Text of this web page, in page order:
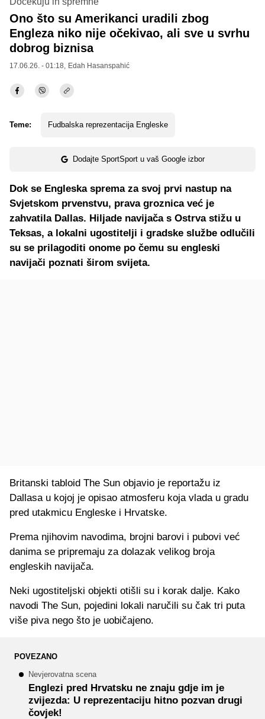
Ono što su Amerikanci uradili zbog
Engleza niko nije očekivao, ali sve u svrhu
dobrog biznisa
17.06.26. - 01:18, Edah Hasanspahić
Teme: Fudbalska reprezentacija Engleske
Dodajte SportSport u vaš Google izbor
Dok se Engleska sprema za svoj prvi nastup na
Svjetskom prvenstvu, prava groznica već je
zahvatila Dallas. Hiljade navijača s Ostrva stižu u
Teksas, a lokalni ugostitelji i gradske službe odlučili
su se prilagoditi onome po čemu su engleski
navijači poznati širom svijeta.
Britanski tabloid The Sun objavio je reportažu iz
Dallasa u kojoj je opisao atmosferu koja vlada u gradu
pred utakmicu Engleske i Hrvatske.
Prema njihovim navodima, brojni barovi i pubovi već
danima se pripremaju za dolazak velikog broja
engleskih navijača.
Neki ugostiteljski objekti otišli su i korak dalje. Kako
navodi The Sun, pojedini lokali naručili su čak tri puta
više piva nego što je uobičajeno.
POVEZANO
Nevjerovatna scena
Englezi pred Hrvatsku ne znaju gdje im je
zvijezda: U reprezentaciju hitno pozvan drugi
čovjek!